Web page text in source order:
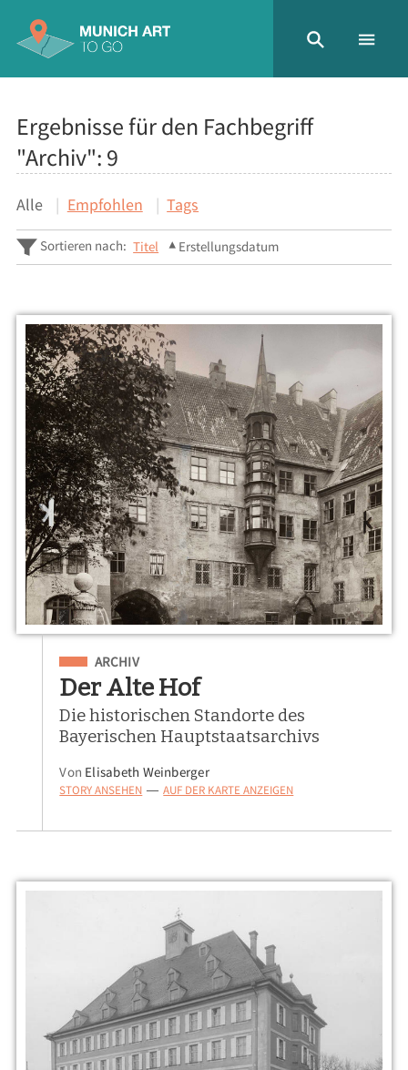
Ergebnisse für den Fachbegriff
"Archiv": 9
Alle Empfohlen Tags
Sortieren nach: Titel Erstellungsdatum
Eingeordnet unter
ARCHIV
Der Alte Hof
Die historischen Standorte des
Bayerischen Hauptstaatsarchivs
Von Elisabeth Weinberger
STORY ANSEHEN — AUF DER KARTE ANZEIGEN